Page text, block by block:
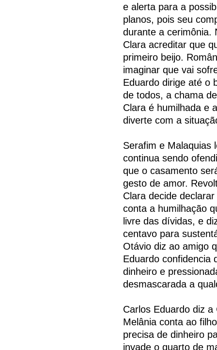
e alerta para a
planos, pois seu
durante a cerimônia.
Clara acreditar que
primeiro beijo.
imaginar que vai
Eduardo dirige até o
de todos, a chama
Clara é humilhada e
diverte com a
Serafim e Malaquias
continua sendo
que o casamento
gesto de amor.
Clara decide
conta a humilhação
livre das dívidas, e
centavo para
Otávio diz ao amigo
Eduardo confidencia
dinheiro e
desmascarada a
Carlos Eduardo diz
Melânia conta ao
precisa de dinheiro
invade o quarto de